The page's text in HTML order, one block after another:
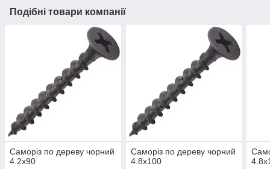
Подібні товари компанії
Саморіз по дереву чорний
4.2х90
Саморіз по дереву чорний
4.8х100